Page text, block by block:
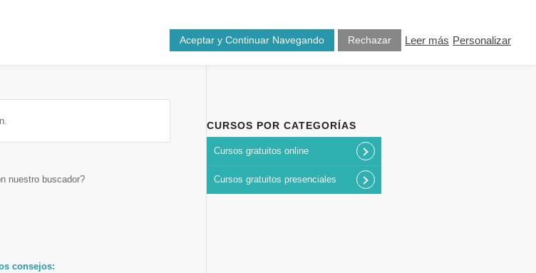
Cursos Nosotros Blog Contacto
nuestro buscador?
consejos:
CURSOS POR CATEGORÍAS
Cursos gratuitos online
Cursos gratuitos presenciales
Aceptar y Continuar Navegando Rechazar Leer más Personalizar